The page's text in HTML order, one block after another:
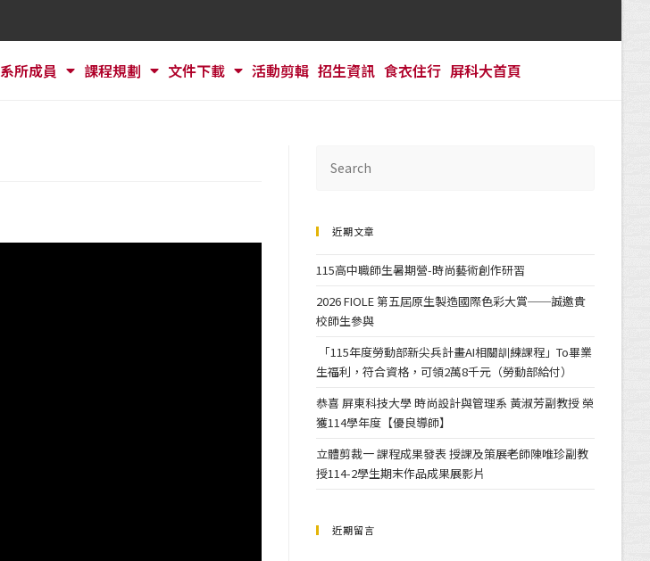
系所成員 課程規劃 文件下載 活動剪輯 招生資訊 食衣住行 屏科大首頁
近期文章
115高中職師生暑期營-時尚藝術創作研習
2026 FIOLE 第五屆原生製造國際色彩大賞──誠邀貴
校師生參與
「115年度勞動部新尖兵計畫AI相關訓練課程」To畢業
生福利，符合資格，可領2萬8千元（勞動部給付）
恭喜 屏東科技大學 時尚設計與管理系 黃淑芳副教授 榮
獲114學年度【優良導師】
立體剪裁一 課程成果發表 授課及策展老師陳唯珍副教
授114-2學生期末作品成果展影片
近期留言